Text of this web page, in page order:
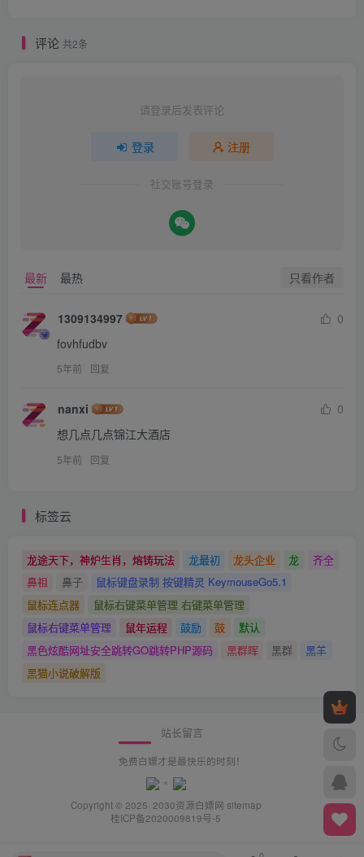
评论 共2条
请登录后发表评论
登录 注册
社交账号登录
最新 最热 只看作者
1309134997
0
fovhfudbv
5年前 回复
nanxi
0
想几点几点锦江大酒店
5年前 回复
标签云
龙途天下，神炉生肖，熔铸玩法 龙最初 龙头企业 龙
齐全
鼻祖
鼻子
鼠标键盘录制 按键精灵 KeymouseGo5.1
鼠标连点器
鼠标右键菜单管理 右键菜单管理
鼠标右键菜单管理
鼠年运程 鼓励 鼓
默认
黑色炫酷网址安全跳转GO跳转PHP源码
黑群晖 黑群
黑羊
黑猫小说破解版
站长留言
免费白嫖才是最快乐的时刻！
Copyright © 2025· 2030资源白嫖网 sitemap
桂ICP备2020009819号-5